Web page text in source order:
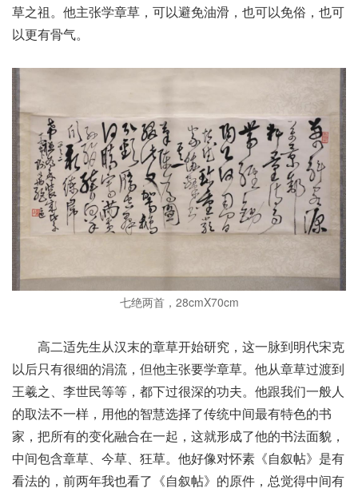
草之祖。他主张学章草，可以避免油滑，也可以免俗，也可
以更有骨气。
七绝两首，28cmX70cm
高二适先生从汉末的章草开始研究，这一脉到明代宋克
以后只有很细的涓流，但他主张要学章草。他从章草过渡到
王羲之、李世民等等，都下过很深的功夫。他跟我们一般人
的取法不一样，用他的智慧选择了传统中间最有特色的书
家，把所有的变化融合在一起，这就形成了他的书法面貌，
中间包含章草、今草、狂草。他好像对怀素《自叙帖》是有
看法的，前两年我也看了《自叙帖》的原件，总觉得中间有